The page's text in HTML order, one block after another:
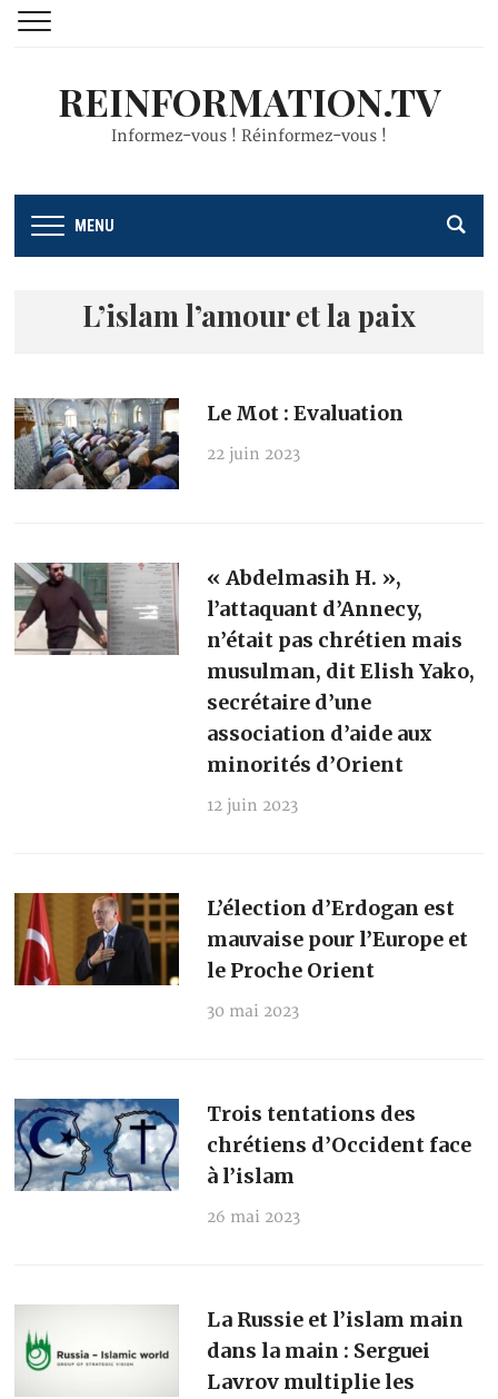
REINFORMATION.TV
Informez-vous ! Réinformez-vous !
MENU
L’islam l’amour et la paix
Le Mot : Evaluation
22 juin 2023
« Abdelmasih H. »,
l’attaquant d’Annecy,
n’était pas chrétien mais
musulman, dit Elish Yako,
secrétaire d’une
association d’aide aux
minorités d’Orient
12 juin 2023
L’élection d’Erdogan est
mauvaise pour l’Europe et
le Proche Orient
30 mai 2023
Trois tentations des
chrétiens d’Occident face
à l’islam
26 mai 2023
La Russie et l’islam main
dans la main : Serguei
Lavrov multiplie les